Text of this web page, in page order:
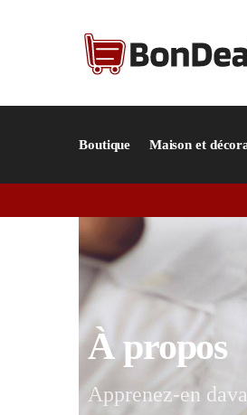
Boutique Maison et
À propos
Apprenez-en